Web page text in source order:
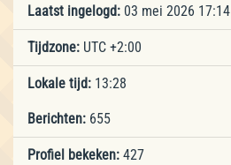
Laatst ingelogd: 03 mei 2026 17:14
Tijdzone: UTC +2:00
Lokale tijd: 13:28
Berichten: 655
Profiel bekeken: 427